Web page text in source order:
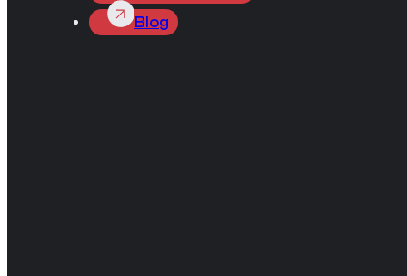
Blog